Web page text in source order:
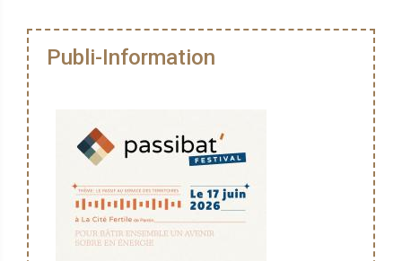
Publi-Information